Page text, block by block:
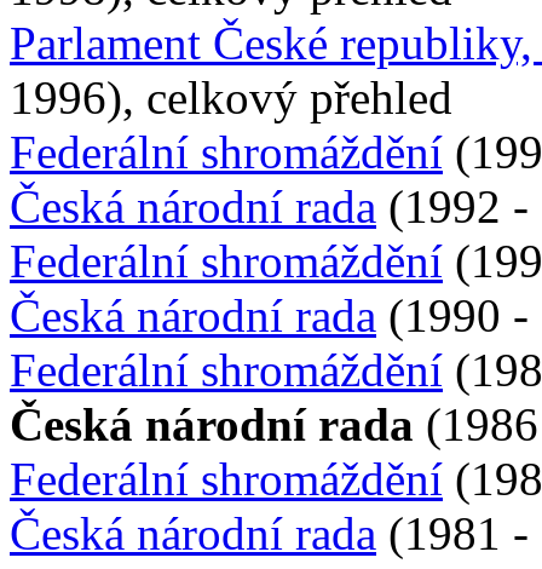
Parlament České
1996), celkový přehled
Federální shromáždění
Česká národní rada (1992 -
Federální shromáždění
Česká národní rada (1990 -
Federální shromáždění
Česká národní rada
Federální shromáždění
Česká národní rada (1981 -